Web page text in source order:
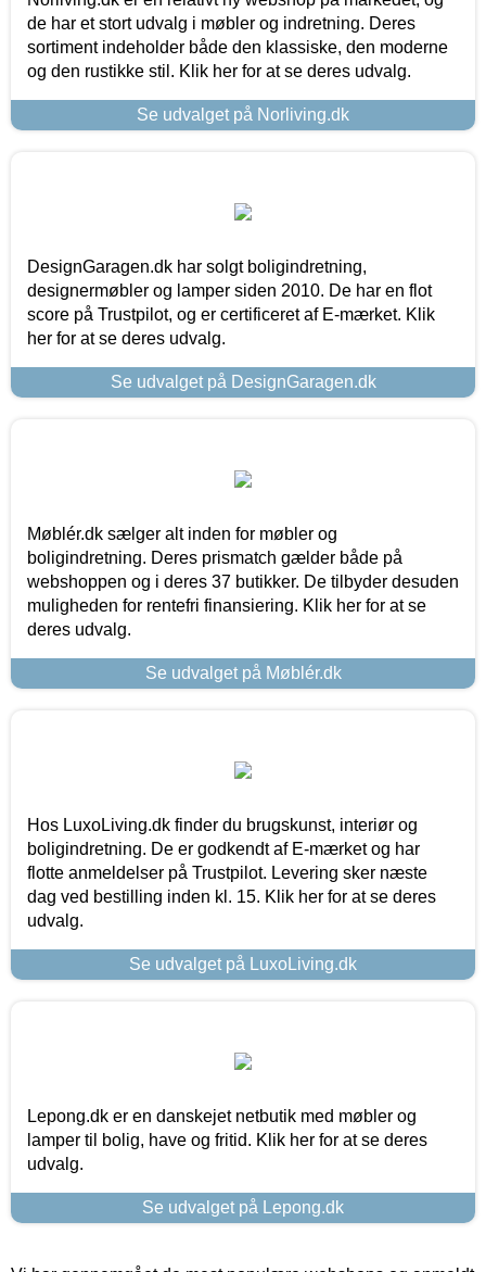
de har et stort udvalg i møbler og indretning. Deres
sortiment indeholder både den klassiske, den moderne
og den rustikke stil. Klik her for at se deres udvalg.
Se udvalget på Norliving.dk
DesignGaragen.dk har solgt boligindretning,
designermøbler og lamper siden 2010. De har en flot
score på Trustpilot, og er certificeret af E-mærket. Klik
her for at se deres udvalg.
Se udvalget på DesignGaragen.dk
Møblér.dk sælger alt inden for møbler og
boligindretning. Deres prismatch gælder både på
webshoppen og i deres 37 butikker. De tilbyder desuden
muligheden for rentefri finansiering. Klik her for at se
deres udvalg.
Se udvalget på Møblér.dk
Hos LuxoLiving.dk finder du brugskunst, interiør og
boligindretning. De er godkendt af E-mærket og har
flotte anmeldelser på Trustpilot. Levering sker næste
dag ved bestilling inden kl. 15. Klik her for at se deres
udvalg.
Se udvalget på LuxoLiving.dk
Lepong.dk er en danskejet netbutik med møbler og
lamper til bolig, have og fritid. Klik her for at se deres
udvalg.
Se udvalget på Lepong.dk